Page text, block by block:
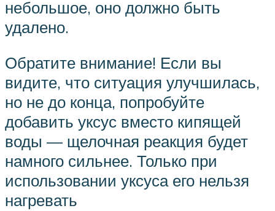
небольшое, оно должно быть
удалено.
Обратите внимание! Если вы
видите, что ситуация улучшилась,
но не до конца, попробуйте
добавить уксус вместо кипящей
воды — щелочная реакция будет
намного сильнее. Только при
использовании уксуса его нельзя
нагревать